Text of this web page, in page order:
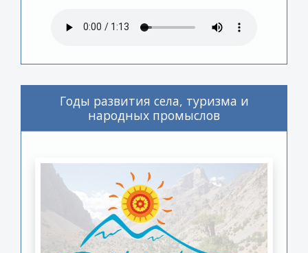
Годы развития села, туризма и
народных промыслов